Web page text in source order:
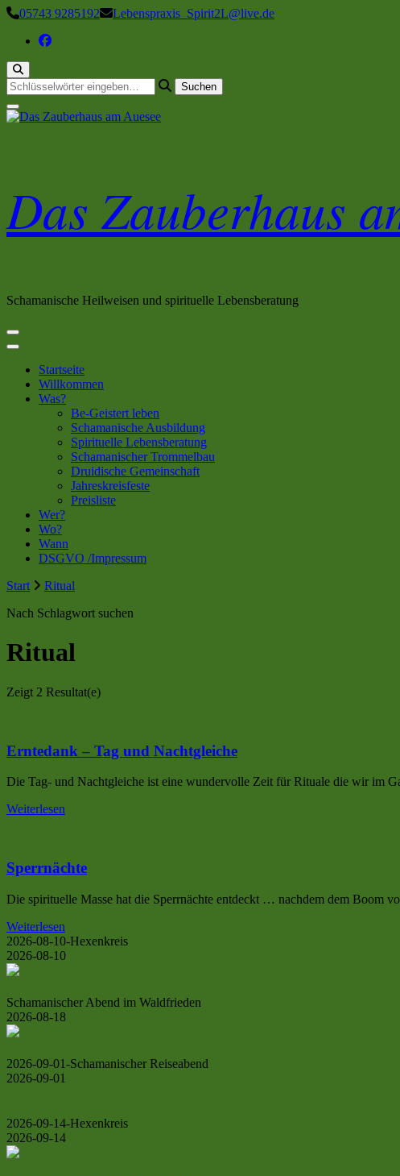
Zum
springen
05743 9285192 Lebenspraxis_Spirit2L@live.de
Suchst
du
nach
Das Zauberhaus
Schamanische Heilweisen und spirituelle Lebensberatung
Startseite
Willkommen
Was?
Be-Geistert leben
Schamanische Ausbildung
Spirituelle Lebensberatung
Schamanischer Trommelbau
Druidische Gemeinschaft
Jahreskreisfeste
Preisliste
Wer?
Wo?
Wann
DSGVO /Impressum
Start
Ritual
Nach Schlagwort suchen
Ritual
Zeigt 2 Resultat(e)
Erntedank – Tag und Nachtgleiche
Die Tag- und Nachtgleiche ist eine wundervolle Zeit für Rituale die wir im
Weiterlesen
Sperrnächte
Die spirituelle Masse hat die Sperrnächte entdeckt … nachdem dem Boom
Weiterlesen
2026-08-10-Hexenkreis
2026-08-10
Schamanischer Abend im Waldfrieden
2026-08-18
2026-09-01-Schamanischer Reiseabend
2026-09-01
2026-09-14-Hexenkreis
2026-09-14